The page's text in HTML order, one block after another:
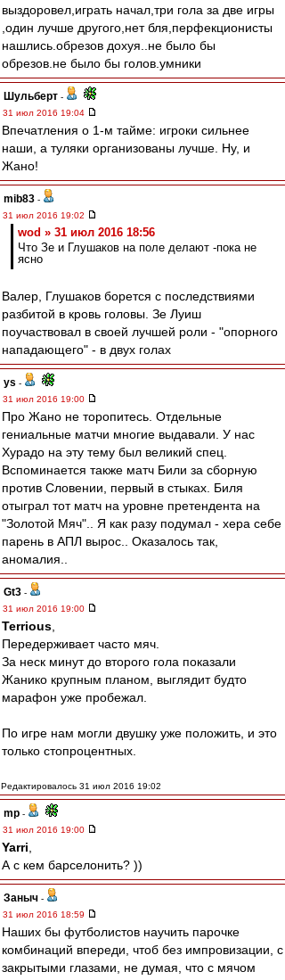
выздоровел,играть начал,три гола за две игры
,один лучше другого,нет бля,перфекционисты
нашлись.обрезов дохуя..не было бы
обрезов.не было бы голов.умники
Шульберт -
31 июл 2016 19:04
Впечатления о 1-м тайме: игроки сильнее
наши, а туляки организованы лучше. Ну, и
Жано!
mib83 -
31 июл 2016 19:02
wod » 31 июл 2016 18:56
Что Зе и Глушаков на поле делают -пока не
ясно
Валер, Глушаков борется с последствиями
разбитой в кровь головы. Зе Луиш
поучаствовал в своей лучшей роли - "опорного
нападающего" - в двух голах
ys -
31 июл 2016 19:00
Про Жано не торопитесь. Отдельные
гениальные матчи многие выдавали. У нас
Хурадо на эту тему был великий спец.
Вспоминается также матч Били за сборную
против Словении, первый в стыках. Биля
отыграл тот матч на уровне претендента на
"Золотой Мяч".. Я как разу подумал - хера себе
парень в АПЛ вырос.. Оказалось так,
аномалия..
Gt3 -
31 июл 2016 19:00
Terrious
Передерживает часто мяч.
За неск минут до второго гола показали
Жанико крупным планом, выглядит будто
марафон уже пробежал.
По игре нам могли двушку уже положить, и это
только стопроцентных.
Редактировалось 31 июл 2016 19:02
mp -
31 июл 2016 19:00
Yarri
А с кем барселонить? ))
Заныч -
31 июл 2016 18:59
Наших бы футболистов научить парочке
комбинаций впереди, чтоб без импровизации, с
закрытыми глазами, не думая, что с мячом